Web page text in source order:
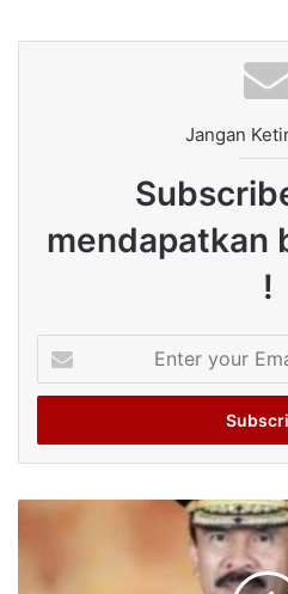
Jangan
mendapatkan
!
your
Email